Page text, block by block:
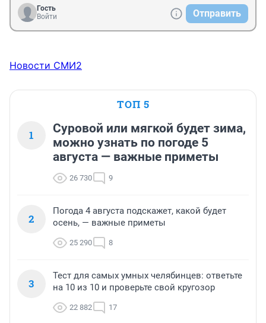
Гость
Войти
Отправить
Новости СМИ2
ТОП 5
1
Суровой или мягкой будет зима,
можно узнать по погоде 5
августа — важные приметы
26 730 9
2
Погода 4 августа подскажет, какой будет
осень, — важные приметы
25 290 8
3
Тест для самых умных челябинцев: ответьте
на 10 из 10 и проверьте свой кругозор
22 882 17